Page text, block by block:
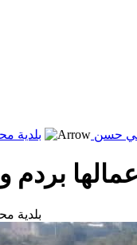
حسن بلدية
بردم
بلدية